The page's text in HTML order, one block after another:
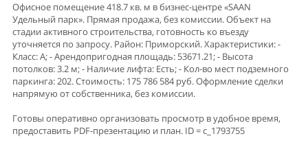
Офисное помещение 418.7 кв. м в бизнес-центре «SAAN
Удельный парк». Прямая продажа, без комиссии. Объект на
стадии активного строительства, готовность ко въезду
уточняется по запросу. Район: Приморский. Характеристики: -
Класс: A; - Арендопригодная площадь: 53671.21; - Высота
потолков: 3.2 м; - Наличие лифта: Есть; - Кол-во мест подземного
паркинга: 202. Стоимость: 175 786 584 руб. Оформление сделки
напрямую от собственника, без комиссии.
Готовы оперативно организовать просмотр в удобное время,
предоставить PDF-презентацию и план. ID = c_1793755